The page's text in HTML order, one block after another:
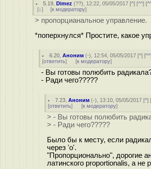
5.19 ,Dimez (??), 12:22, 05/05/2017 [^] [^^] [
[↓] [к модератору]
> пропорцианальное управление.
*поперхнулся* Простите, какое
6.20 ,Аноним (-), 12:54, 05/05/2017 [^] [^^
[ответить] [к модератору]
- Вы готовы полюбить
- Ради чего?????
7.23 ,Аноним (-), 13:10, 05/05/2017 [^]
[ответить] [к модератору]
> - Вы готовы полюбить
> - Ради чего?????
Было бы к месту, если
через 'o'.
"Пропорционально", дорогие
латинского proportionalis, а не